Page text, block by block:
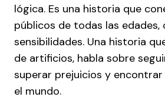
lógica. Es una historia que
públicos de todas las edades,
sensibilidades. Una historia
de artificios, habla sobre
superar prejuicios y
el mundo.